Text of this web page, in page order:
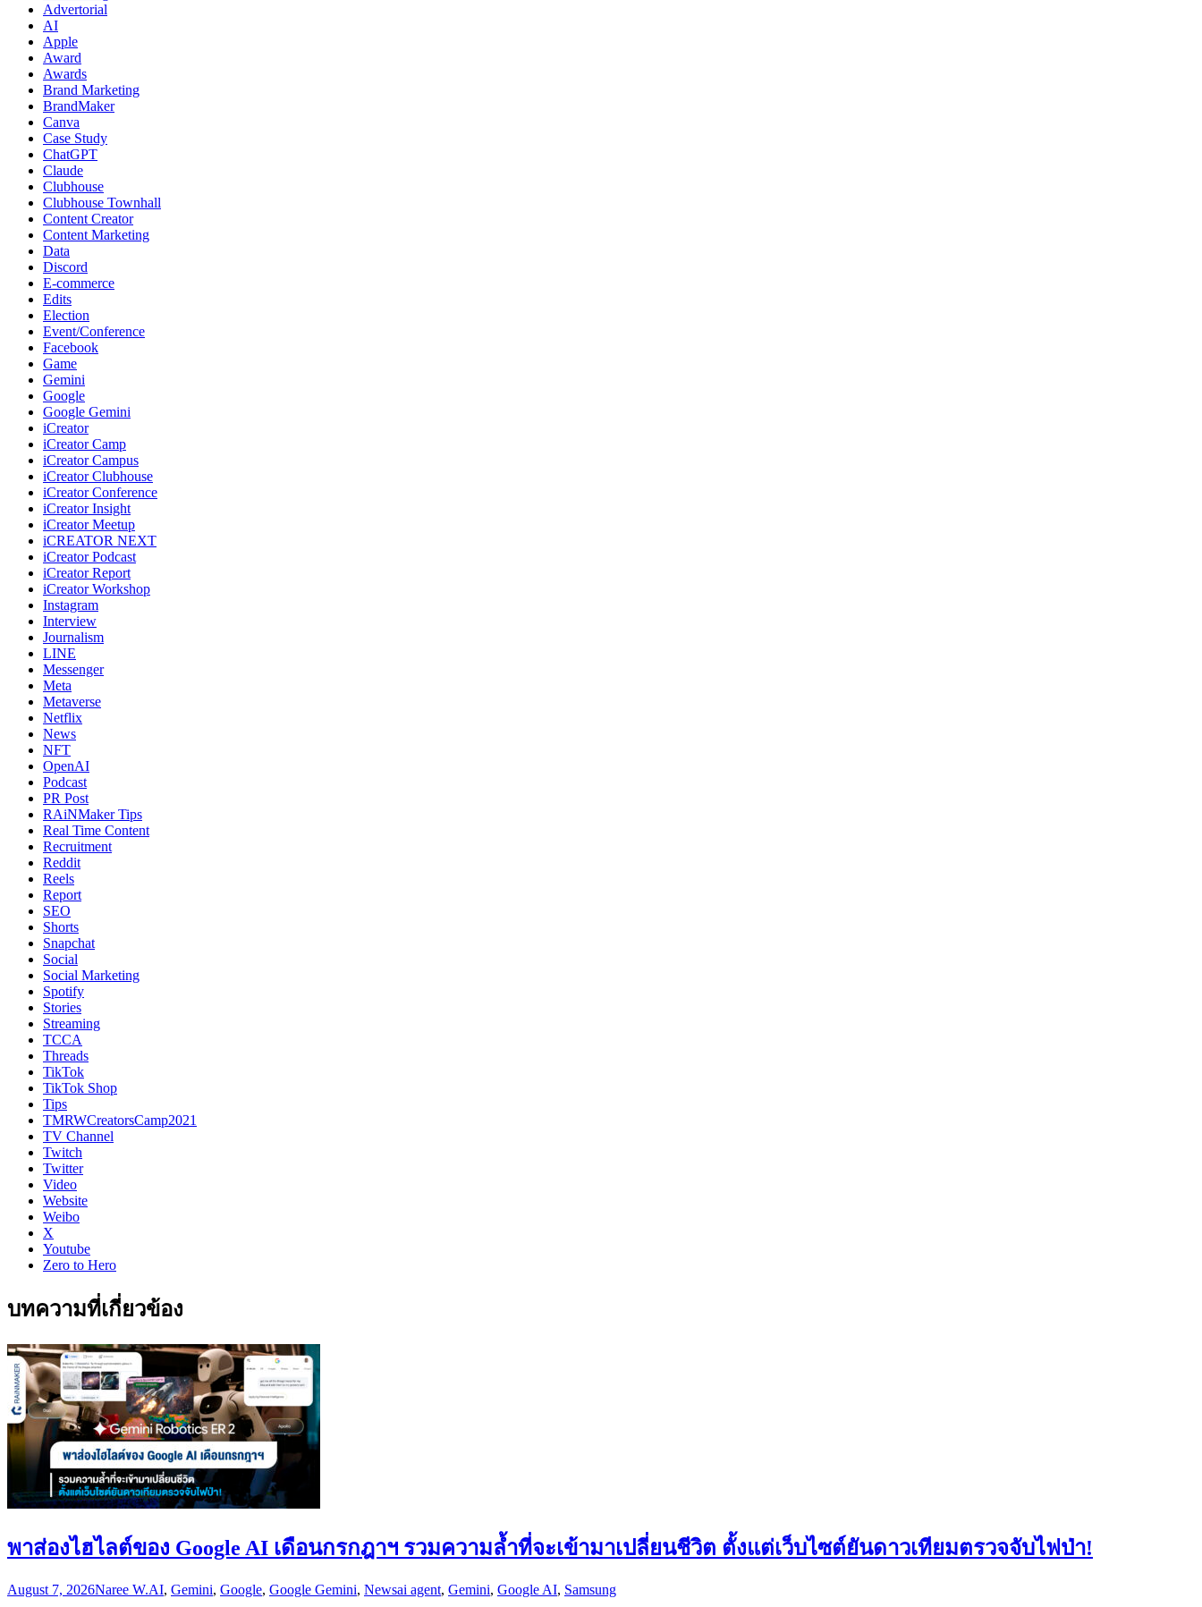
Advertorial
AI
Apple
Award
Awards
Brand Marketing
BrandMaker
Canva
Case Study
ChatGPT
Claude
Clubhouse
Clubhouse Townhall
Content Creator
Content Marketing
Data
Discord
E-commerce
Edits
Election
Event/Conference
Facebook
Game
Gemini
Google
Google Gemini
iCreator
iCreator Camp
iCreator Campus
iCreator Clubhouse
iCreator Conference
iCreator Insight
iCreator Meetup
iCREATOR NEXT
iCreator Podcast
iCreator Report
iCreator Workshop
Instagram
Interview
Journalism
LINE
Messenger
Meta
Metaverse
Netflix
News
NFT
OpenAI
Podcast
PR Post
RAiNMaker Tips
Real Time Content
Recruitment
Reddit
Reels
Report
SEO
Shorts
Snapchat
Social
Social Marketing
Spotify
Stories
Streaming
TCCA
Threads
TikTok
TikTok Shop
Tips
TMRWCreatorsCamp2021
TV Channel
Twitch
Twitter
Video
Website
Weibo
X
Youtube
Zero to Hero
บทความที่เกี่ยวข้อง
พาส่องไฮไลต์ของ Google AI เดือนกรกฎาฯ รวมความล้ำที่จะเข้ามาเปลี่ยนชีวิต ตั้งแต่เว็บไซต์ยันดาวเทียมตรวจจับไฟป่า!
August 7, 2026Naree W.AI, Gemini, Google, Google Gemini, Newsai agent, Gemini, Google AI, Samsung